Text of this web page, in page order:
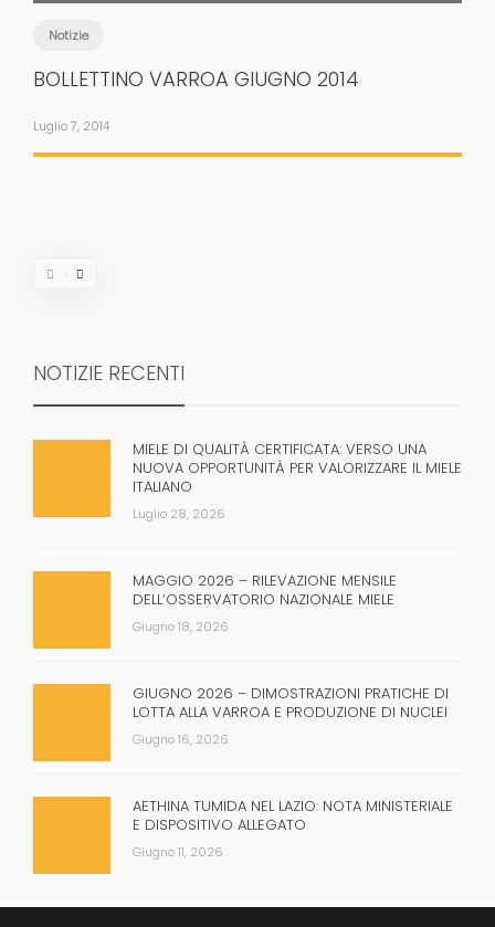
Notizie
BOLLETTINO VARROA GIUGNO 2014
Luglio 7, 2014
NOTIZIE RECENTI
MIELE DI QUALITÀ CERTIFICATA: VERSO UNA
NUOVA OPPORTUNITÀ PER VALORIZZARE IL MIELE
ITALIANO
Luglio 28, 2026
MAGGIO 2026 – RILEVAZIONE MENSILE
DELL’OSSERVATORIO NAZIONALE MIELE
Giugno 18, 2026
GIUGNO 2026 – DIMOSTRAZIONI PRATICHE DI
LOTTA ALLA VARROA E PRODUZIONE DI NUCLEI
Giugno 16, 2026
AETHINA TUMIDA NEL LAZIO: NOTA MINISTERIALE
E DISPOSITIVO ALLEGATO
Giugno 11, 2026